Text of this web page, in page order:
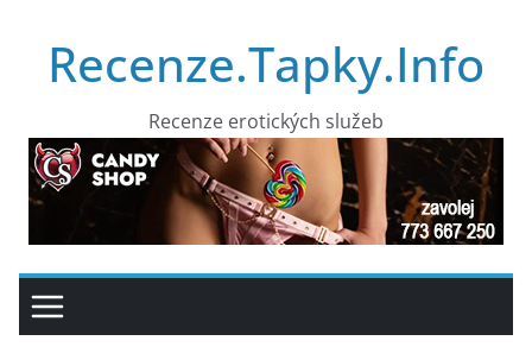
obsahRecenze.Tapky.Info
Recenze erotických služeb